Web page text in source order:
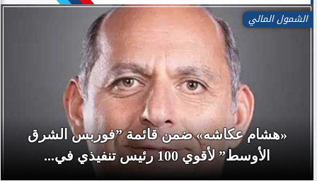
الشمول المالي
«هشام عكاشه» ضمن قائمة ”فوربس الشرق
الأوسط” لأقوي 100 رئيس تنفيذي في...